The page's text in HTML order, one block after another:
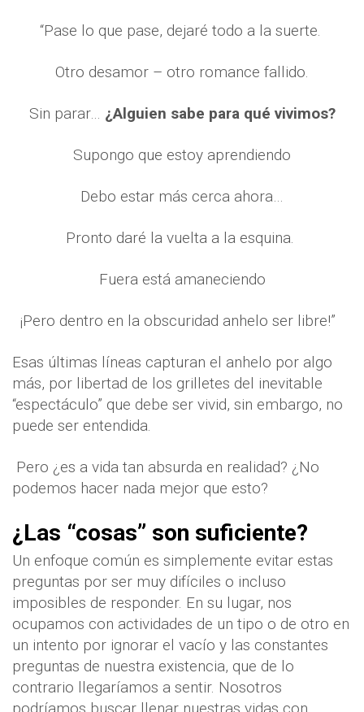
“Pase lo que pase, dejaré todo a la suerte.
Otro desamor – otro romance fallido.
Sin parar… ¿Alguien sabe para qué vivimos?
Supongo que estoy aprendiendo
Debo estar más cerca ahora…
Pronto daré la vuelta a la esquina.
Fuera está amaneciendo
¡Pero dentro en la obscuridad anhelo ser libre!”
Esas últimas líneas capturan el anhelo por algo
más, por libertad de los grilletes del inevitable
“espectáculo” que debe ser vivid, sin embargo, no
puede ser entendida.
Pero ¿es a vida tan absurda en realidad? ¿No
podemos hacer nada mejor que esto?
¿Las “cosas” son suficiente?
Un enfoque común es simplemente evitar estas
preguntas por ser muy difíciles o incluso
imposibles de responder. En su lugar, nos
ocupamos con actividades de un tipo o de otro en
un intento por ignorar el vacío y las constantes
preguntas de nuestra existencia, que de lo
contrario llegaríamos a sentir. Nosotros